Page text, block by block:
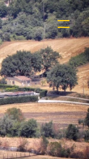
Fresh